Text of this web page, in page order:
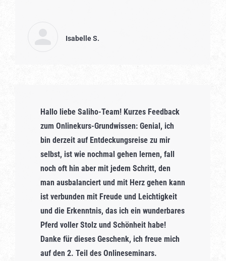
Isabelle S.
Hallo liebe Saliho-Team! Kurzes Feedback
zum Onlinekurs-Grundwissen: Genial, ich
bin derzeit auf Entdeckungsreise zu mir
selbst, ist wie nochmal gehen lernen, fall
noch oft hin aber mit jedem Schritt, den
man ausbalanciert und mit Herz gehen kann
ist verbunden mit Freude und Leichtigkeit
und die Erkenntnis, das ich ein wunderbares
Pferd voller Stolz und Schönheit habe!
Danke für dieses Geschenk, ich freue mich
auf den 2. Teil des Onlineseminars.